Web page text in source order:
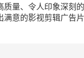
量、令人印象深刻
意的影视剪辑广告片